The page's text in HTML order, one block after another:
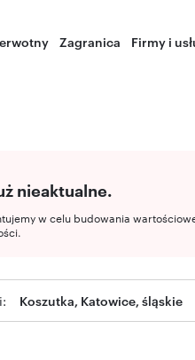
Zagranica Firmy i
nieaktualne.
w celu budowania
Koszutka, Katowice, śląskie